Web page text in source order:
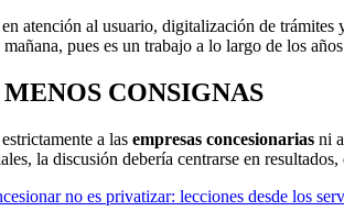
atención al usuario, digitalización de
pues es un trabajo a lo largo de los
CONSIGNAS
a las empresas concesionarias ni
la discusión debería centrarse en
no es privatizar: lecciones desde los